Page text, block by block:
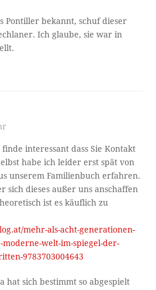
Pontiller bekannt, schuf dieser
Ich glaube, sie war in
interessant dass Sie Kontakt
habe ich leider erst spät von
unserem Familienbuch erfahren.
sich dieses außer uns anschaffen
ist es käuflich zu
mehr-als-acht-generationen-
welt-im-spiegel-der-
9783703004643
hat sich bestimmt so abgespielt